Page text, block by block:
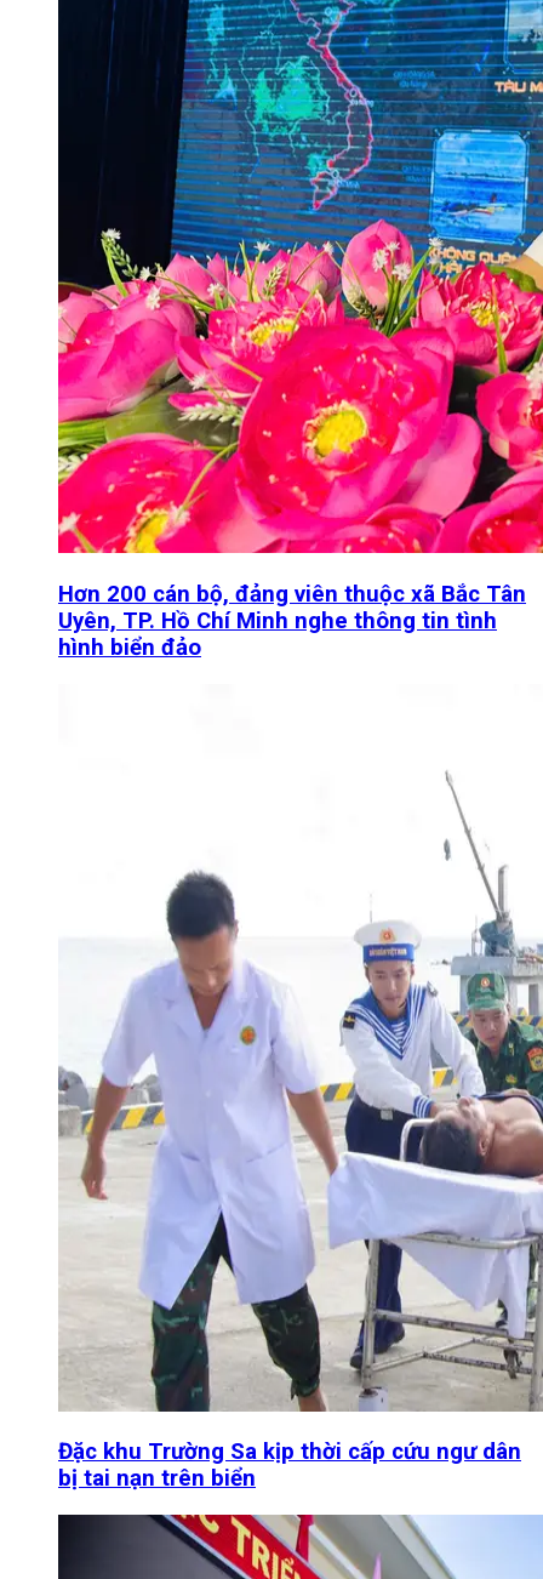
Hơn 200 cán bộ, đảng viên thuộc xã Bắc Tân
Uyên, TP. Hồ Chí Minh nghe thông tin tình
hình biển đảo
Đặc khu Trường Sa kịp thời cấp cứu ngư dân
bị tai nạn trên biển